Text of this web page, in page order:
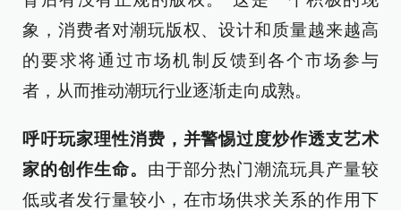
象，消费者对潮玩版权、设计和质量越来越高
的要求将通过市场机制反馈到各个市场参与
者，从而推动潮玩行业逐渐走向成熟。
呼吁玩家理性消费，并警惕过度炒作透支艺术
家的创作生命。 由于部分热门潮流玩具产量较
低或者发行量较小，在市场供求关系的作用下